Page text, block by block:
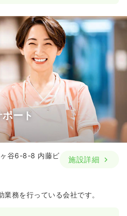
ート
谷6-8-8 内藤ビ
施設詳細
務を行っている会社です。